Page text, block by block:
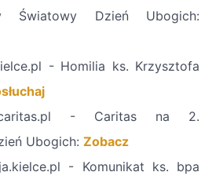
Światowy Dzień Ubogich:
- Homilia ks. Krzysztofa
- Caritas na 2.
Ubogich: Zobacz
- Komunikat ks. bpa